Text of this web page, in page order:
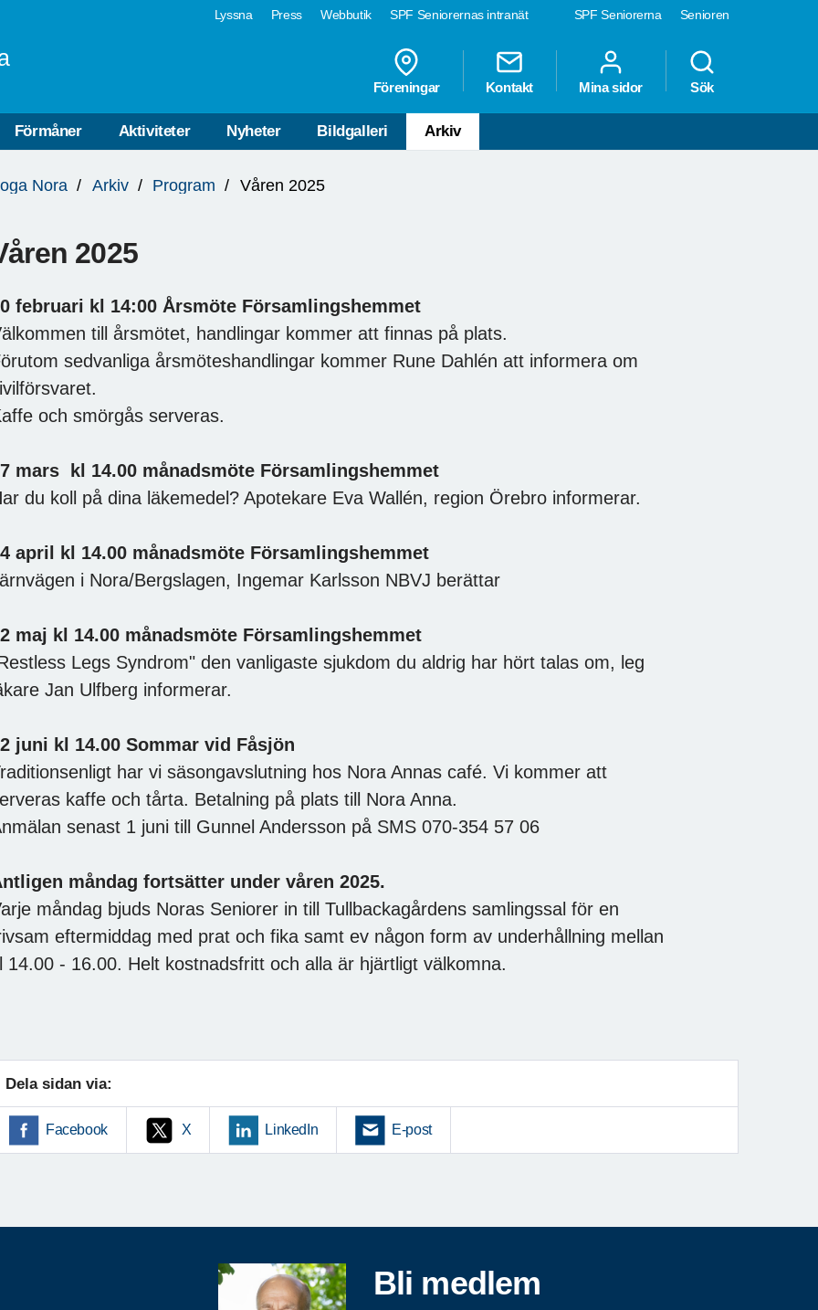
SPF Seniorerna Senioren
Lyssna Press Webbutik SPF Seniorernas intranät
Föreningar Kontakt Mina sidor Sök
Förmåner Aktiviteter Nyheter Bildgalleri Arkiv
Nora Arkiv Program Våren 2025
2025
februari kl 14:00 Årsmöte Församlingshemmet
till årsmötet, handlingar kommer att finnas på plats.
sedvanliga årsmöteshandlingar kommer Rune Dahlén att informera om
och smörgås serveras.
mars kl 14.00 månadsmöte Församlingshemmet
du koll på dina läkemedel? Apotekare Eva Wallén, region Örebro informerar.
april kl 14.00 månadsmöte Församlingshemmet
i Nora/Bergslagen, Ingemar Karlsson NBVJ berättar
maj kl 14.00 månadsmöte Församlingshemmet
Legs Syndrom" den vanligaste sjukdom du aldrig har hört talas om, leg
Jan Ulfberg informerar.
juni kl 14.00 Sommar vid Fåsjön
har vi säsongavslutning hos Nora Annas café. Vi kommer att
kaffe och tårta. Betalning på plats till Nora Anna.
senast 1 juni till Gunnel Andersson på SMS 070-354 57 06
måndag fortsätter under våren 2025.
måndag bjuds Noras Seniorer in till Tullbackagårdens samlingssal för en
eftermiddag med prat och fika samt ev någon form av underhållning mellan
14.00 - 16.00. Helt kostnadsfritt och alla är hjärtligt välkomna.
Dela sidan via:
Facebook X LinkedIn E-post
Bli medlem